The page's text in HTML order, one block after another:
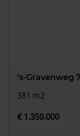
's-Gravenweg
381 m2
€ 1.350.000